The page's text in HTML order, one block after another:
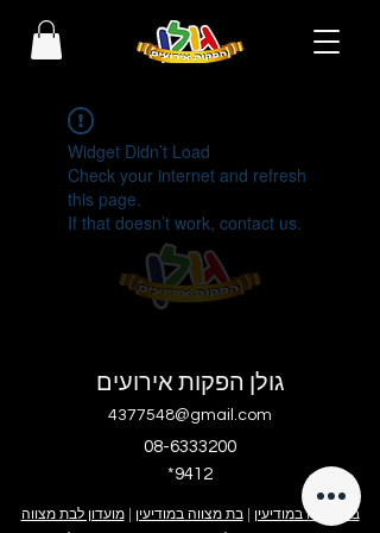
Widget Didn’t Load
Check your internet and refresh
this page.
If that doesn’t work, contact us.
גולן הפקות אירועים
4377548@gmail.com
08-6333200
בר מצווה במודיעין |בת מצווה במודיעין |מועדון לבת מצווה
*9412